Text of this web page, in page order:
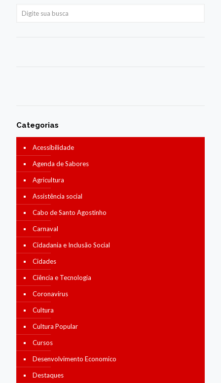
Categorias
Acessibilidade
Agenda de Sabores
Agricultura
Assistência social
Cabo de Santo Agostinho
Carnaval
Cidadania e Inclusão Social
Cidades
Ciência e Tecnologia
Coronavírus
Cultura
Cultura Popular
Cursos
Desenvolvimento Economico
Destaques